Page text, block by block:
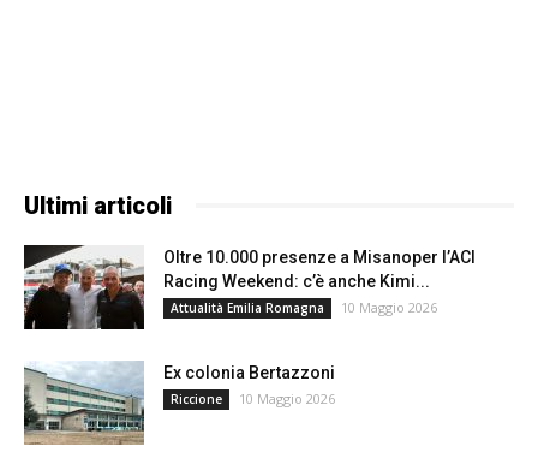
Ultimi articoli
Oltre 10.000 presenze a Misanoper l’ACI
Racing Weekend: c’è anche Kimi...
Attualità Emilia Romagna 10 Maggio 2026
Ex colonia Bertazzoni
Riccione 10 Maggio 2026